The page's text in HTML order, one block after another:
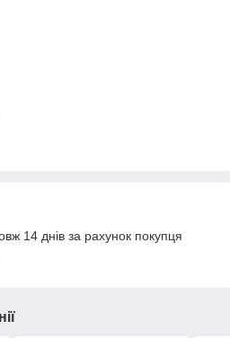
14 днів за рахунок покупця